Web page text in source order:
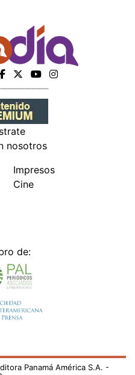
nosotros
Impresos
Cine
de:
Panamá América S.A. -